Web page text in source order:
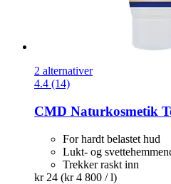
2 alternativer
4.4 (14)
CMD Naturkosmetik
For hardt belastet hud
Lukt- og
Trekker raskt inn
kr 24 (kr 4 800 / l)